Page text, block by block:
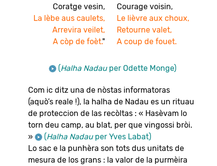
Coratge vesin,
La lèbe aus caulets,
Arrevira veilet,
A còp de foèt."
Courage voisin,
Le lièvre aux choux,
Retourne valet,
A coup de fouet.
(Halha Nadauper Odette Monge)
Com ic ditz una de nòstas informatoras
(aquò’s reale !), la halha de Nadau es un rituau
de proteccion de las recòltas : « Hasèvam lo
torn deu camp, au blat, per que vingossi bròi.
»
(Halha Nadauper Yves Labat)
Lo sac e la punhèra son tots dus unitats de
mesura de los grans : la valor de la purmèira